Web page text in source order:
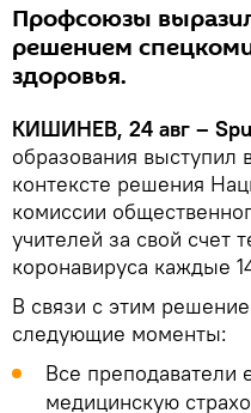
Профсоюзы
решением
здоровья.
КИШИНЕВ, 24 авг –
образования выступил
контексте решения
комиссии
учителей за свой счет
коронавируса каждые
В связи с этим
следующие моменты:
Все преподаватели
медицинскую